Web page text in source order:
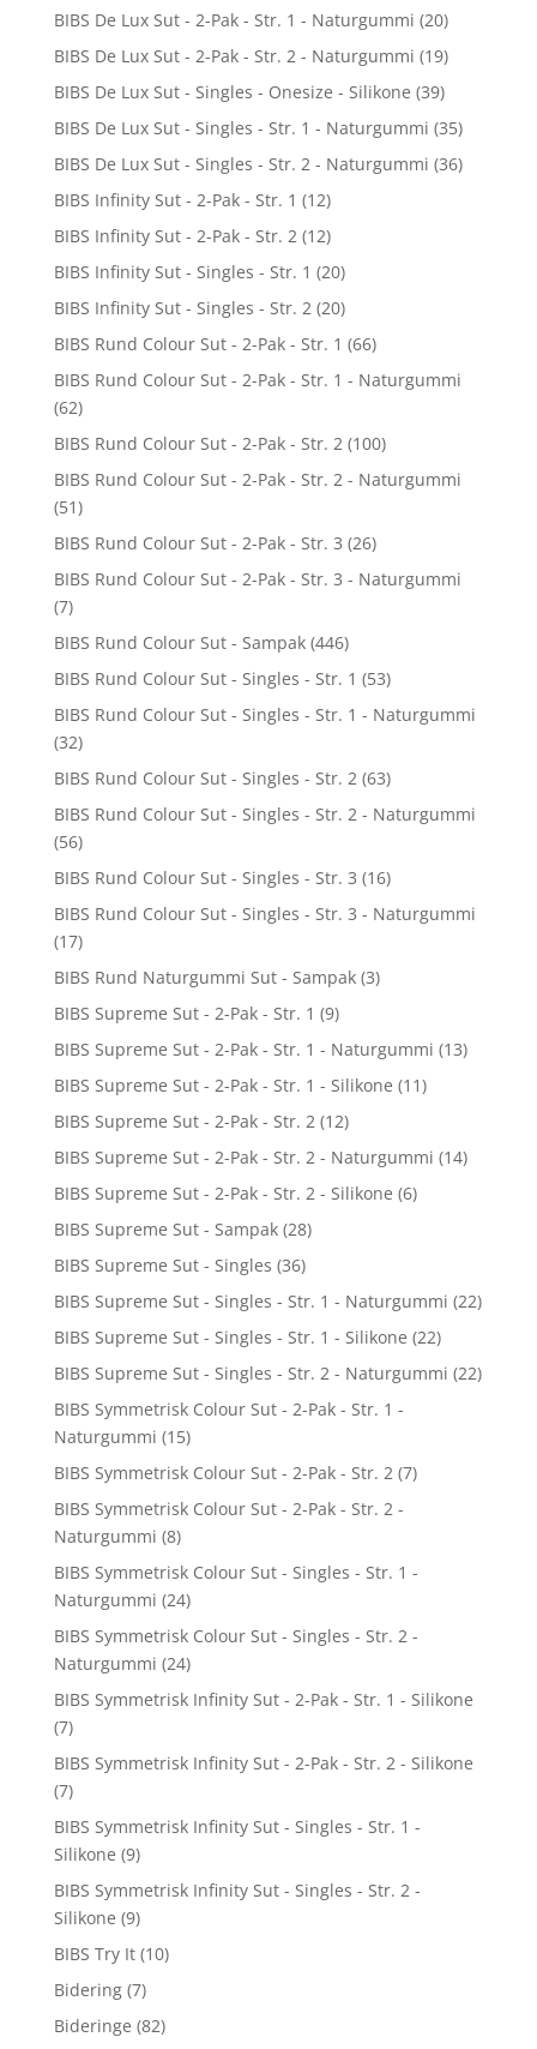
BIBS De Lux Sut - 2-Pak - Str. 1 - Naturgummi (20)
BIBS De Lux Sut - 2-Pak - Str. 2 - Naturgummi (19)
BIBS De Lux Sut - Singles - Onesize - Silikone (39)
BIBS De Lux Sut - Singles - Str. 1 - Naturgummi (35)
BIBS De Lux Sut - Singles - Str. 2 - Naturgummi (36)
BIBS Infinity Sut - 2-Pak - Str. 1 (12)
BIBS Infinity Sut - 2-Pak - Str. 2 (12)
BIBS Infinity Sut - Singles - Str. 1 (20)
BIBS Infinity Sut - Singles - Str. 2 (20)
BIBS Rund Colour Sut - 2-Pak - Str. 1 (66)
BIBS Rund Colour Sut - 2-Pak - Str. 1 - Naturgummi
(62)
BIBS Rund Colour Sut - 2-Pak - Str. 2 (100)
BIBS Rund Colour Sut - 2-Pak - Str. 2 - Naturgummi
(51)
BIBS Rund Colour Sut - 2-Pak - Str. 3 (26)
BIBS Rund Colour Sut - 2-Pak - Str. 3 - Naturgummi
(7)
BIBS Rund Colour Sut - Sampak (446)
BIBS Rund Colour Sut - Singles - Str. 1 (53)
BIBS Rund Colour Sut - Singles - Str. 1 - Naturgummi
(32)
BIBS Rund Colour Sut - Singles - Str. 2 (63)
BIBS Rund Colour Sut - Singles - Str. 2 - Naturgummi
(56)
BIBS Rund Colour Sut - Singles - Str. 3 (16)
BIBS Rund Colour Sut - Singles - Str. 3 - Naturgummi
(17)
BIBS Rund Naturgummi Sut - Sampak (3)
BIBS Supreme Sut - 2-Pak - Str. 1 (9)
BIBS Supreme Sut - 2-Pak - Str. 1 - Naturgummi (13)
BIBS Supreme Sut - 2-Pak - Str. 1 - Silikone (11)
BIBS Supreme Sut - 2-Pak - Str. 2 (12)
BIBS Supreme Sut - 2-Pak - Str. 2 - Naturgummi (14)
BIBS Supreme Sut - 2-Pak - Str. 2 - Silikone (6)
BIBS Supreme Sut - Sampak (28)
BIBS Supreme Sut - Singles (36)
BIBS Supreme Sut - Singles - Str. 1 - Naturgummi (22)
BIBS Supreme Sut - Singles - Str. 1 - Silikone (22)
BIBS Supreme Sut - Singles - Str. 2 - Naturgummi (22)
BIBS Symmetrisk Colour Sut - 2-Pak - Str. 1 -
Naturgummi (15)
BIBS Symmetrisk Colour Sut - 2-Pak - Str. 2 (7)
BIBS Symmetrisk Colour Sut - 2-Pak - Str. 2 -
Naturgummi (8)
BIBS Symmetrisk Colour Sut - Singles - Str. 1 -
Naturgummi (24)
BIBS Symmetrisk Colour Sut - Singles - Str. 2 -
Naturgummi (24)
BIBS Symmetrisk Infinity Sut - 2-Pak - Str. 1 - Silikone
(7)
BIBS Symmetrisk Infinity Sut - 2-Pak - Str. 2 - Silikone
(7)
BIBS Symmetrisk Infinity Sut - Singles - Str. 1 -
Silikone (9)
BIBS Symmetrisk Infinity Sut - Singles - Str. 2 -
Silikone (9)
BIBS Try It (10)
Bidering (7)
Bideringe (82)